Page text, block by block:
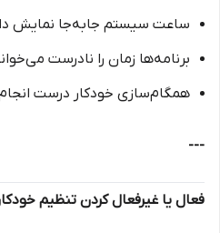
ساعت سیستم جابه‌جا نمایش
برنامه‌ها زمان را نادرست
همگام‌سازی خودکار درست
---
فعال یا غیرفعال کردن تنظیم